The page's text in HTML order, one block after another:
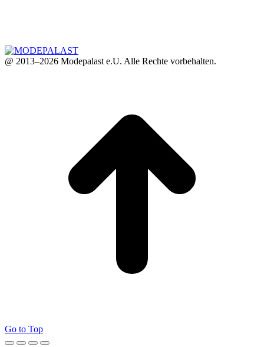
@ 2013–2026 Modepalast e.U. Alle Rechte vorbehalten.
Go to Top